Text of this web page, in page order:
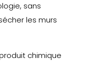
sans
les murs
chimique